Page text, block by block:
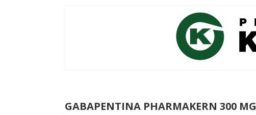
GABAPENTINA PHARMAKERN 300 MG